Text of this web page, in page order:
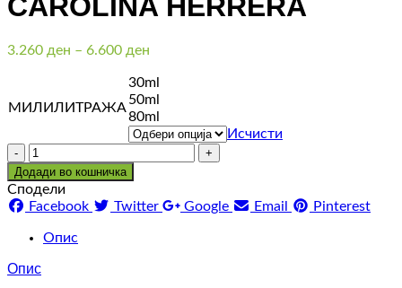
3.260 ден – 6.600 ден
3.260 ден
through
6.600 ден
МИЛИЛИТРАЖА
30ml
50ml
80ml
Исчисти
Количина
Додади во кошничка
Сподели
Facebook
Twitter Google Email Pinterest
Опис
Опис